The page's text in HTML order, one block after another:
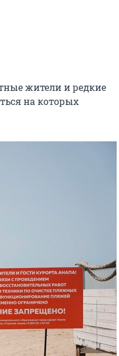
жители и редкие
на которых